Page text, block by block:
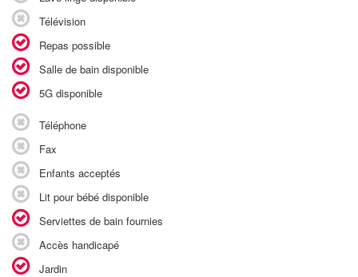
Télévision
Repas possible
Salle de bain disponible
5G disponible
Téléphone
Fax
Enfants acceptés
Lit pour bébé disponible
Serviettes de bain fournies
Accès handicapé
Jardin